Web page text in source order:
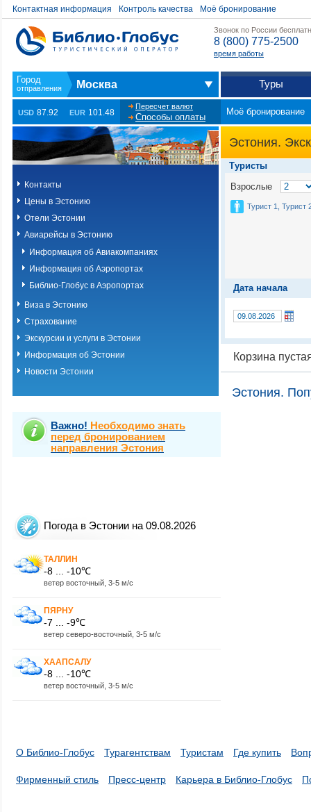
Контактная информация Контроль качества Моё бронирование
Звонок по России
8 (800) 775-2500
время работы
Москва Туры
USD 87.92 EUR 101.48
Пересчет валют
Способы оплаты
Моё бронирование
Контакты
Цены в Эстонию
Отели Эстонии
Авиарейсы в Эстонию
Информация об Авиакомпаниях
Информация об Аэропортах
Библио-Глобус в Аэропортах
Виза в Эстонию
Страхование
Экскурсии и услуги в Эстонии
Информация об Эстонии
Новости Эстонии
Важно! Необходимо знать
перед бронированием
направления Эстония
Погода в Эстонии на 09.08.2026
ТАЛЛИН
-8 ... -10℃
ветер восточный, 3-5 м/с
ПЯРНУ
-7 ... -9℃
ветер северо-восточный, 3-5 м/с
ХААПСАЛУ
-8 ... -10℃
ветер восточный, 3-5 м/с
Эстония.
Туристы
Взрослые
Турист 1, Турист
Дата начала
Корзина
Эстония.
О Библио-Глобус Турагентствам Туристам Где купить
Фирменный стиль Пресс-центр Карьера в Библио-Глобус